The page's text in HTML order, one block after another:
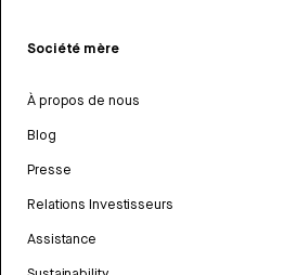
Société mère
À propos de nous
Blog
Presse
Relations Investisseurs
Assistance